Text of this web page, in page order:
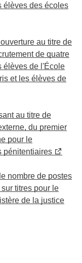
élèves des écoles
au titre de
de quatre
élèves de l'École
et les élèves de
au titre de
du premier
pour le
pénitentiaires
nombre de postes
titres pour le
de la justice